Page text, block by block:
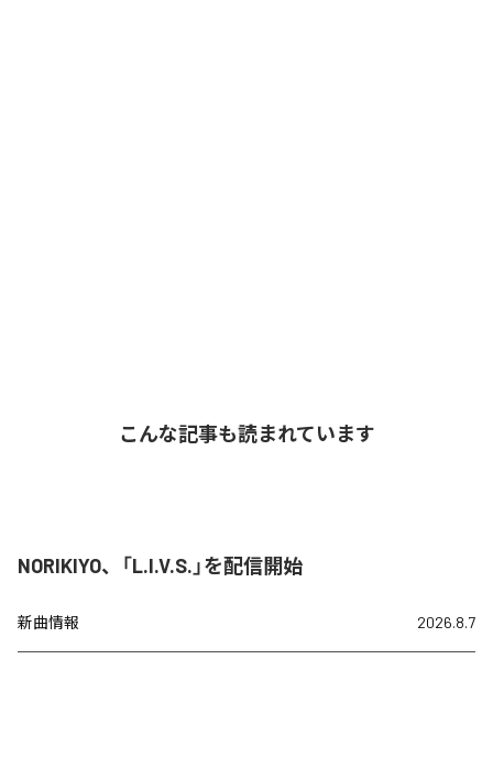
こんな記事も読まれています
NORIKIYO、「L.I.V.S.」を配信開始
新曲情報 2026.8.7